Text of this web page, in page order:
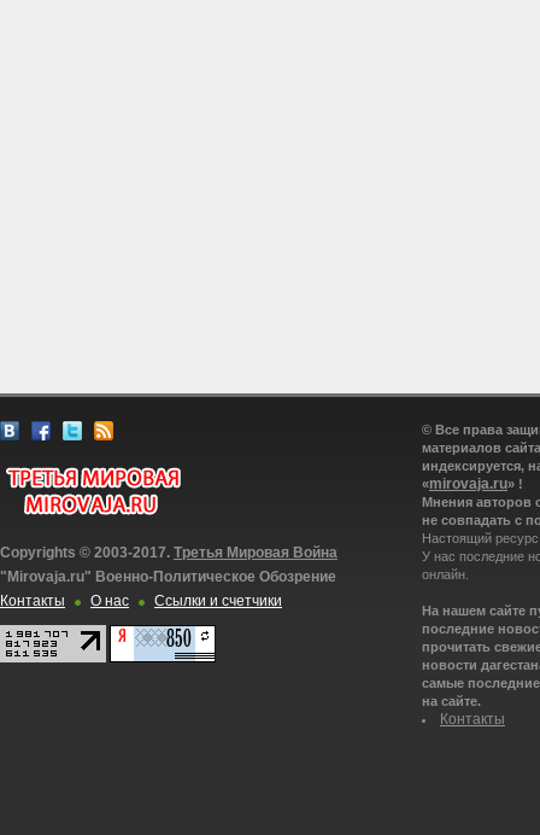
Copyrights © 2003-2017. Третья Мировая Война
"Mirovaja.ru" Военно-Политическое Обозрение
Контакты
О нас Ссылки и счетчики
© Все права
материалов
индексируется,
«mirovaja.ru» !
Мнения авторов
не совпадать с
Настоящий
У нас последние
онлайн.
На нашем сайте
последние
прочитать
новости
самые
на сайте.
Контакты